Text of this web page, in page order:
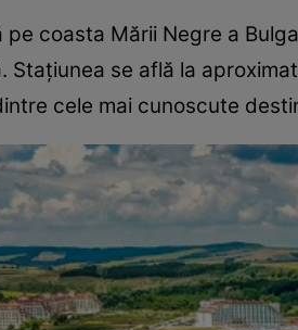
pe coasta Mării Negre a
Stațiunea se află la
cele mai cunoscute